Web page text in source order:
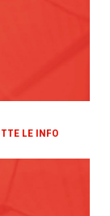
LE INFO